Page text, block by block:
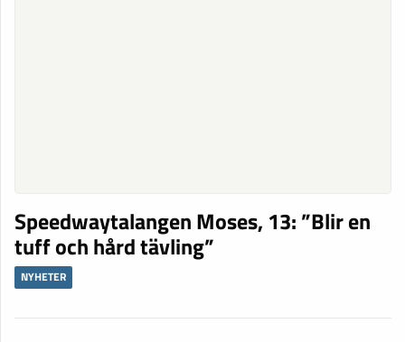
Speedwaytalangen Moses, 13: ”Blir en
tuff och hård tävling”
NYHETER